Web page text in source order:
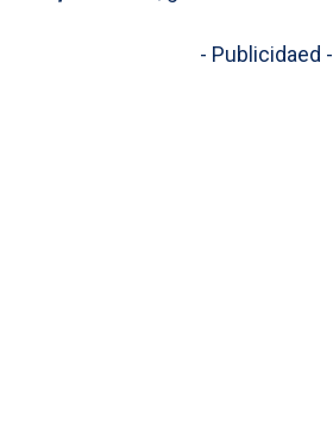
- Publicidaed -